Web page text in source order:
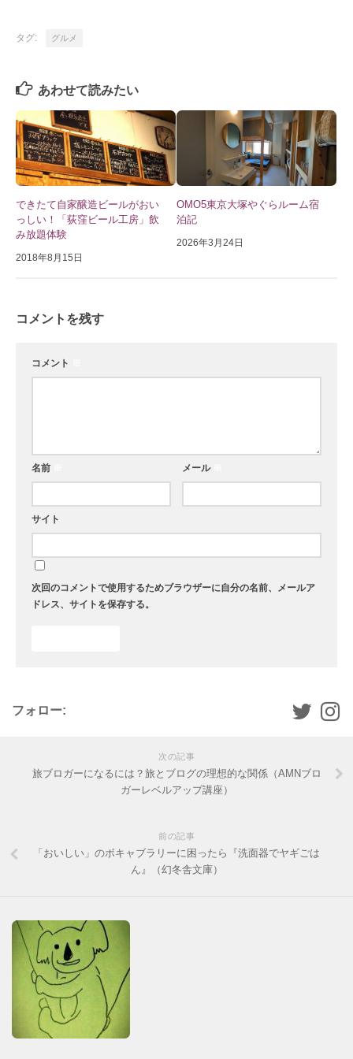
タグ: グルメ
あわせて読みたい
できたて自家醸造ビールがおい
っしい！「荻窪ビール工房」飲
み放題体験
2018年8月15日
OMO5東京大塚やぐらルーム宿
泊記
2026年3月24日
コメントを残す
コメント
名前 メール
サイト
次回のコメントで使用するためブラウザーに自分の名前、メールア
ドレス、サイトを保存する。
フォロー:
次の記事
旅ブロガーになるには？旅とブログの理想的な関係（AMNブロ
ガーレベルアップ講座）
前の記事
「おいしい」のボキャブラリーに困ったら『洗面器でヤギごは
ん』（幻冬舎文庫）